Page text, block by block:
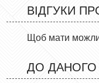
ВІДГУКИ
Щоб мати
ДО